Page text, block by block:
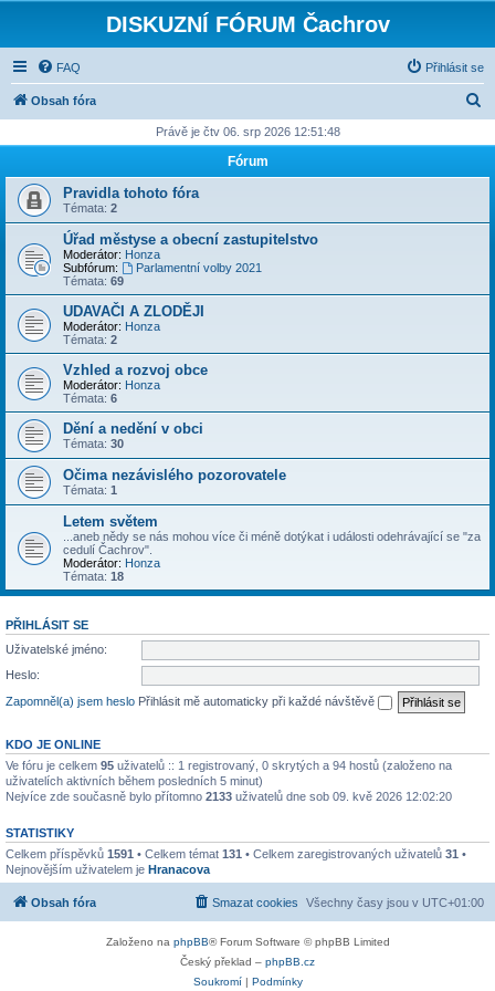
DISKUZNÍ FÓRUM Čachrov
FAQ Přihlásit se
Obsah fóra
d
Právě je čtv 06. srp 2026 12:51:48
Fórum
Pravidla tohoto fóra
Témata: 2
Úřad městyse a obecní zastupitelstvo
Moderátor: Honza
Subfórum:
Parlamentní volby 2021
Témata: 69
UDAVAČI A ZLODĚJI
Moderátor: Honza
Témata: 2
Vzhled a rozvoj obce
Moderátor: Honza
Témata: 6
Dění a nedění v obci
Témata: 30
Očima nezávislého pozorovatele
Témata: 1
Letem světem
...aneb nědy se nás mohou více či méně dotýkat i události odehrávající se "za
cedulí Čachrov".
Moderátor: Honza
Témata: 18
PŘIHLÁSIT SE
Uživatelské jméno:
Heslo:
Zapomněl(a) jsem heslo Přihlásit mě automaticky při každé návštěvě
KDO JE ONLINE
Ve fóru je celkem 95 uživatelů :: 1 registrovaný, 0 skrytých a 94 hostů (založeno na
uživatelích aktivních během posledních 5 minut)
Nejvíce zde současně bylo přítomno 2133 uživatelů dne sob 09. kvě 2026 12:02:20
STATISTIKY
Celkem příspěvků 1591 • Celkem témat 131 • Celkem zaregistrovaných uživatelů 31 •
Nejnovějším uživatelem je Hranacova
Obsah fóra Všechny časy jsou v UTC+01:00
Smazat cookies
Založeno na phpBB® Forum Software © phpBB Limited
Český překlad – phpBB.cz
Soukromí| Podmínky